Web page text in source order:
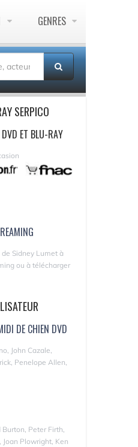
GENRES
SERPICO
DVD ET BLU-RAY
Sidney Lumet à
ou à télécharger
DE CHIEN DVD
John Cazale,
Penelope Allen,
Burton, Peter Firth,
Joan Plowright, Ken